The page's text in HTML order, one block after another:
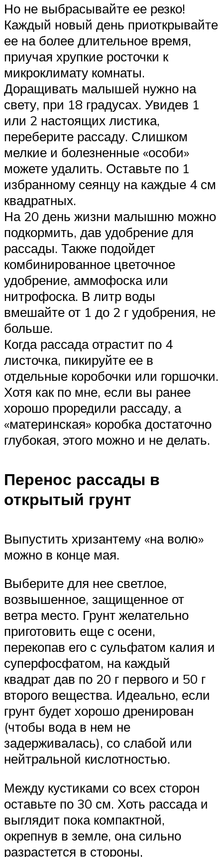
Но не выбрасывайте ее резко!
Каждый новый день приоткрывайте
ее на более длительное время,
приучая хрупкие росточки к
микроклимату комнаты.
Доращивать малышей нужно на
свету, при 18 градусах. Увидев 1
или 2 настоящих листика,
переберите рассаду. Слишком
мелкие и болезненные «особи»
можете удалить. Оставьте по 1
избранному сеянцу на каждые 4 см
квадратных.
На 20 день жизни малышню можно
подкормить, дав удобрение для
рассады. Также подойдет
комбинированное цветочное
удобрение, аммофоска или
нитрофоска. В литр воды
вмешайте от 1 до 2 г удобрения, не
больше.
Когда рассада отрастит по 4
листочка, пикируйте ее в
отдельные коробочки или горшочки.
Хотя как по мне, если вы ранее
хорошо проредили рассаду, а
«материнская» коробка достаточно
глубокая, этого можно и не делать.
Перенос рассады в
открытый грунт
Выпустить хризантему «на волю»
можно в конце мая.
Выберите для нее светлое,
возвышенное, защищенное от
ветра место. Грунт желательно
приготовить еще с осени,
перекопав его с сульфатом калия и
суперфосфатом, на каждый
квадрат дав по 20 г первого и 50 г
второго вещества. Идеально, если
грунт будет хорошо дренирован
(чтобы вода в нем не
задерживалась), со слабой или
нейтральной кислотностью.
Между кустиками со всех сторон
оставьте по 30 см. Хоть рассада и
выглядит пока компактной,
окрепнув в земле, она сильно
разрастется в стороны,